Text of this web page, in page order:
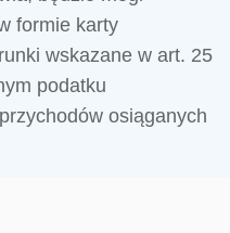
formie karty
wskazane w art. 25
podatku
osiąganych